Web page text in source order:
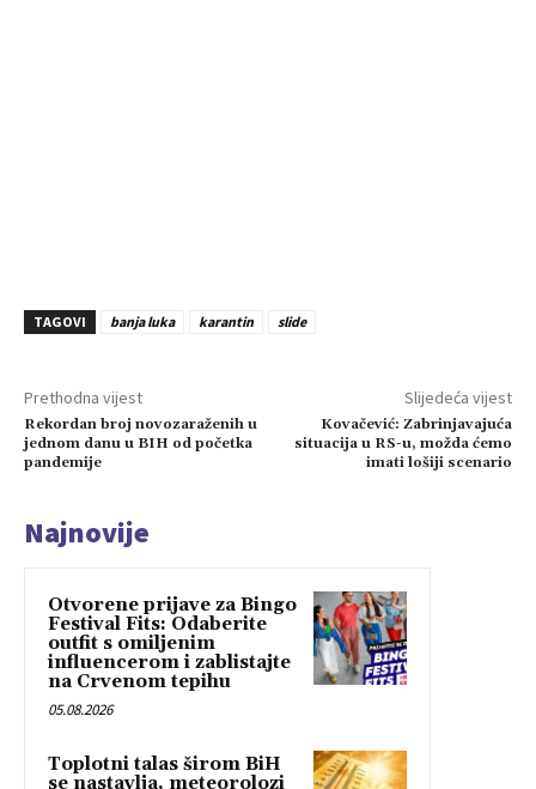
TAGOVI banja luka karantin slide
Prethodna vijest
Rekordan broj novozaraženih u
jednom danu u BIH od početka
pandemije
Slijedeća vijest
Kovačević: Zabrinjavajuća
situacija u RS-u, možda ćemo
imati lošiji scenario
Najnovije
Otvorene prijave za Bingo
Festival Fits: Odaberite
outfit s omiljenim
influencerom i zablistajte
na Crvenom tepihu
05.08.2026
Toplotni talas širom BiH
se nastavlja, meteorolozi